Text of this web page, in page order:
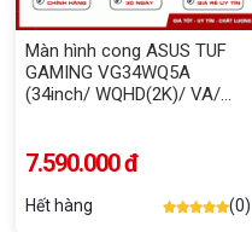
Màn hình cong ASUS TUF
GAMING VG34WQ5A
(34inch/ WQHD(2K)/ VA/
7.590.000 đ
Hết hàng (0)